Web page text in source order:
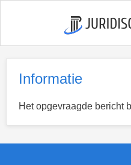
Informatie
Het opgevraagde bericht